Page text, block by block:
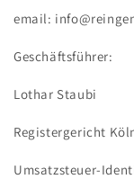
email:
Geschäftsführer:
Lothar Staubi
Registergericht
Umsatzsteuer-